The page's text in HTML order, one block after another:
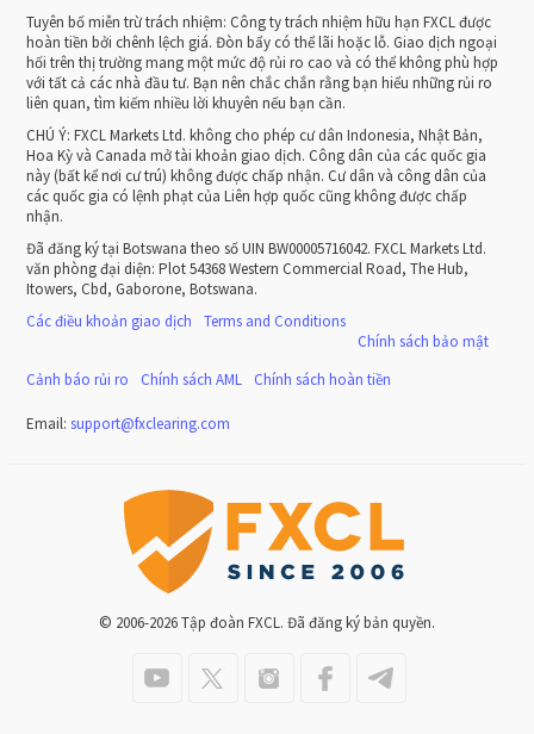
Tuyên bố miễn trừ trách nhiệm: Công ty trách nhiệm hữu hạn FXCL được
hoàn tiền bởi chênh lệch giá. Đòn bẩy có thể lãi hoặc lỗ. Giao dịch ngoại
hối trên thị trường mang một mức độ rủi ro cao và có thể không phù hợp
với tất cả các nhà đầu tư. Bạn nên chắc chắn rằng bạn hiểu những rủi ro
liên quan, tìm kiếm nhiều lời khuyên nếu bạn cần.
CHÚ Ý: FXCL Markets Ltd. không cho phép cư dân Indonesia, Nhật Bản,
Hoa Kỳ và Canada mở tài khoản giao dịch. Công dân của các quốc gia
này (bất kể nơi cư trú) không được chấp nhận. Cư dân và công dân của
các quốc gia có lệnh phạt của Liên hợp quốc cũng không được chấp
nhận.
Đã đăng ký tại Botswana theo số UIN BW00005716042. FXCL Markets Ltd.
văn phòng đại diện: Plot 54368 Western Commercial Road, The Hub,
Itowers, Cbd, Gaborone, Botswana.
Các điều khoản giao dịch
Terms and Conditions
Chính sách bảo mật
Cảnh báo rủi ro
Chính sách AML Chính sách hoàn tiền
Email:support@fxclearing.com
© 2006-2026 Tập đoàn FXCL. Đã đăng ký bản quyền.